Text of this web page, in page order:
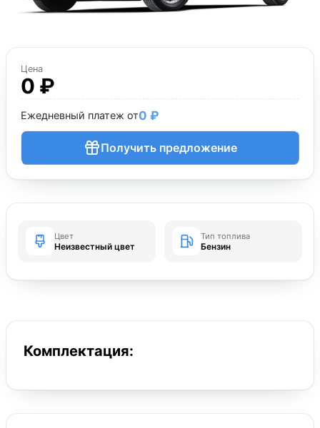
Цена
0 ₽
Ежедневный платеж от0 ₽
Получить предложение
Цвет
Неизвестный цвет
Тип топлива
Бензин
Комплектация: